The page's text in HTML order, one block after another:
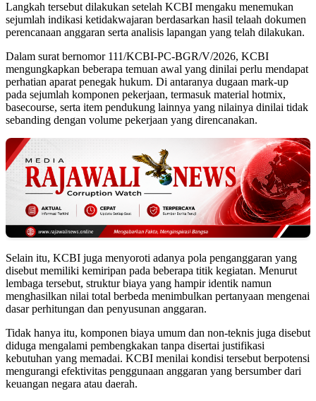
Langkah tersebut dilakukan setelah KCBI mengaku menemukan
sejumlah indikasi ketidakwajaran berdasarkan hasil telaah dokumen
perencanaan anggaran serta analisis lapangan yang telah dilakukan.
Dalam surat bernomor 111/KCBI-PC-BGR/V/2026, KCBI
mengungkapkan beberapa temuan awal yang dinilai perlu mendapat
perhatian aparat penegak hukum. Di antaranya dugaan mark-up
pada sejumlah komponen pekerjaan, termasuk material hotmix,
basecourse, serta item pendukung lainnya yang nilainya dinilai tidak
sebanding dengan volume pekerjaan yang direncanakan.
Selain itu, KCBI juga menyoroti adanya pola penganggaran yang
disebut memiliki kemiripan pada beberapa titik kegiatan. Menurut
lembaga tersebut, struktur biaya yang hampir identik namun
menghasilkan nilai total berbeda menimbulkan pertanyaan mengenai
dasar perhitungan dan penyusunan anggaran.
Tidak hanya itu, komponen biaya umum dan non-teknis juga disebut
diduga mengalami pembengkakan tanpa disertai justifikasi
kebutuhan yang memadai. KCBI menilai kondisi tersebut berpotensi
mengurangi efektivitas penggunaan anggaran yang bersumber dari
keuangan negara atau daerah.